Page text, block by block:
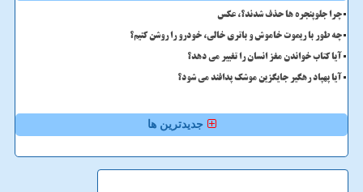
چرا جلوپنجره ها حذف شدند؟، عکس
چه طور با ریموت خاموش و باتری خالی، خودرو را روشن کنیم؟
آیا کتاب خواندن مغز انسان را تغییر می دهد؟
آیا پهپاد رهگیر جایگزین موشک پدافند می شود؟
جدیدترین ها